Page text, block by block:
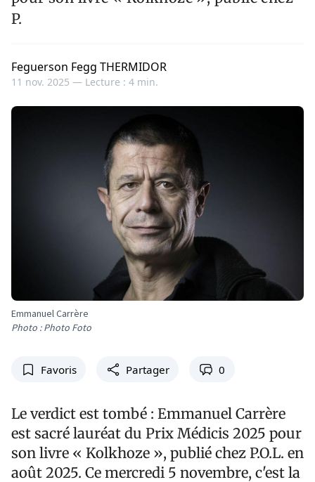
P.
Feguerson Fegg THERMIDOR
11 nov. 2025 — Lecture : 4 min.
Emmanuel Carrère
Photo : Photo Foto
Favoris Partager 0
Le verdict est tombé : Emmanuel Carrère
est sacré lauréat du Prix Médicis 2025 pour
son livre « Kolkhoze », publié chez P.O.L. en
août 2025. Ce mercredi 5 novembre, c'est la